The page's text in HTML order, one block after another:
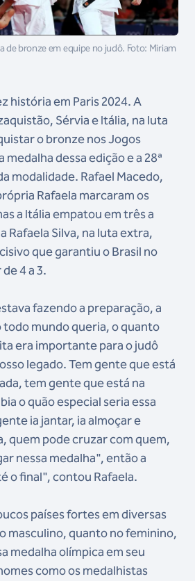
de bronze em equipe no judô. Foto: Miriam
história em Paris 2024. A
Sérvia e Itália, na luta
o bronze nos Jogos
dessa edição e a 28ª
modalidade. Rafael Macedo,
Rafaela marcaram os
a Itália empatou em três a
Rafaela Silva, na luta extra,
que garantiu o Brasil no
4 a 3.
fazendo a preparação, a
mundo queria, o quanto
era importante para o judô
legado. Tem gente que está
tem gente que está na
o quão especial seria essa
ia jantar, ia almoçar e
quem pode cruzar com quem,
nessa medalha", então a
o final", contou Rafaela.
países fortes em diversas
masculino, quanto no feminino,
medalha olímpica em seu
como os medalhistas